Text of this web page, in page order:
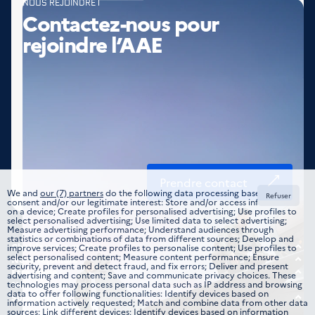
NOUS REJOINDRE
Contactez-nous pour
rejoindre l’AAE
Prendre contact
Choisir votre métier
Tous les domaines
Formations
Nous rejoindre
Offre d’emplois
Candidature spontanée
Être guidé
Étudiant
Jeune professionnel
Nous trouver
Nos implantations
Suivez-nous
Instagram
We and our (7) partnersdo the following data processing based on your
consent and/or our legitimate interest: Store and/or access information
on a device; Create profiles for personalised advertising; Use profiles to
select personalised advertising; Use limited data to select advertising;
Measure advertising performance; Understand audiences through
statistics or combinations of data from different sources; Develop and
improve services; Create profiles to personalise content; Use profiles to
select personalised content; Measure content performance; Ensure
security, prevent and detect fraud, and fix errors; Deliver and present
advertising and content; Save and communicate privacy choices. These
technologies may process personal data such as IP address and browsing
data to offer following functionalities: Identify devices based on
information actively requested; Match and combine data from other data
sources; Link different devices; Identify devices based on information
Refuser